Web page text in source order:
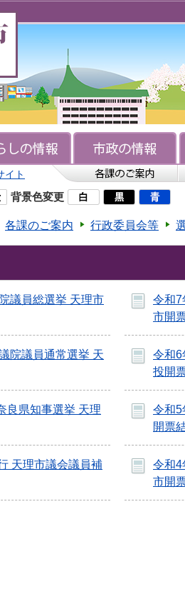
イト
背景色変更
各課のご案内 行政委員会等
議員総選挙 天理市
令和7
市開
院議員通常選挙 天
令和6
投開
良県知事選挙 天理
令和5
開票
天理市議会議員補
令和4
市開